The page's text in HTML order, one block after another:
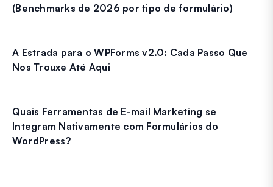
(Benchmarks de 2026 por tipo de formulário)
A Estrada para o WPForms v2.0: Cada Passo Que
Nos Trouxe Até Aqui
Quais Ferramentas de E-mail Marketing se
Integram Nativamente com Formulários do
WordPress?